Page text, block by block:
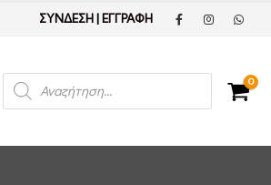
ΣΥΝΔΕΣΗ| ΕΓΓΡΑΦΗ
Products
search
0